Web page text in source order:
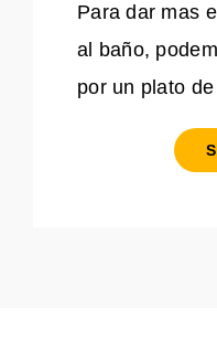
Para dar mas
al baño,
por un plato